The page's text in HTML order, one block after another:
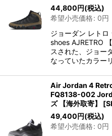
44,800円(税込)
希望小売価格: 0円
ジョーダン レトロ
shoes AJRETRO
スされた、ジョー
なっていたカラー
Air Jordan 4
FQ8138-002
ズ 【海外取寄】
[
49,400円(税込)
希望小売価格: 0円